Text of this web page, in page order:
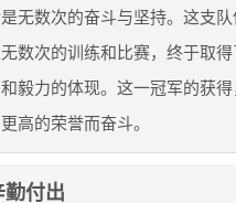
无数次的奋斗与坚持。这支
数次的训练和比赛，终于取
毅力的体现。这一冠军的获
高的荣誉而奋斗。
勤付出